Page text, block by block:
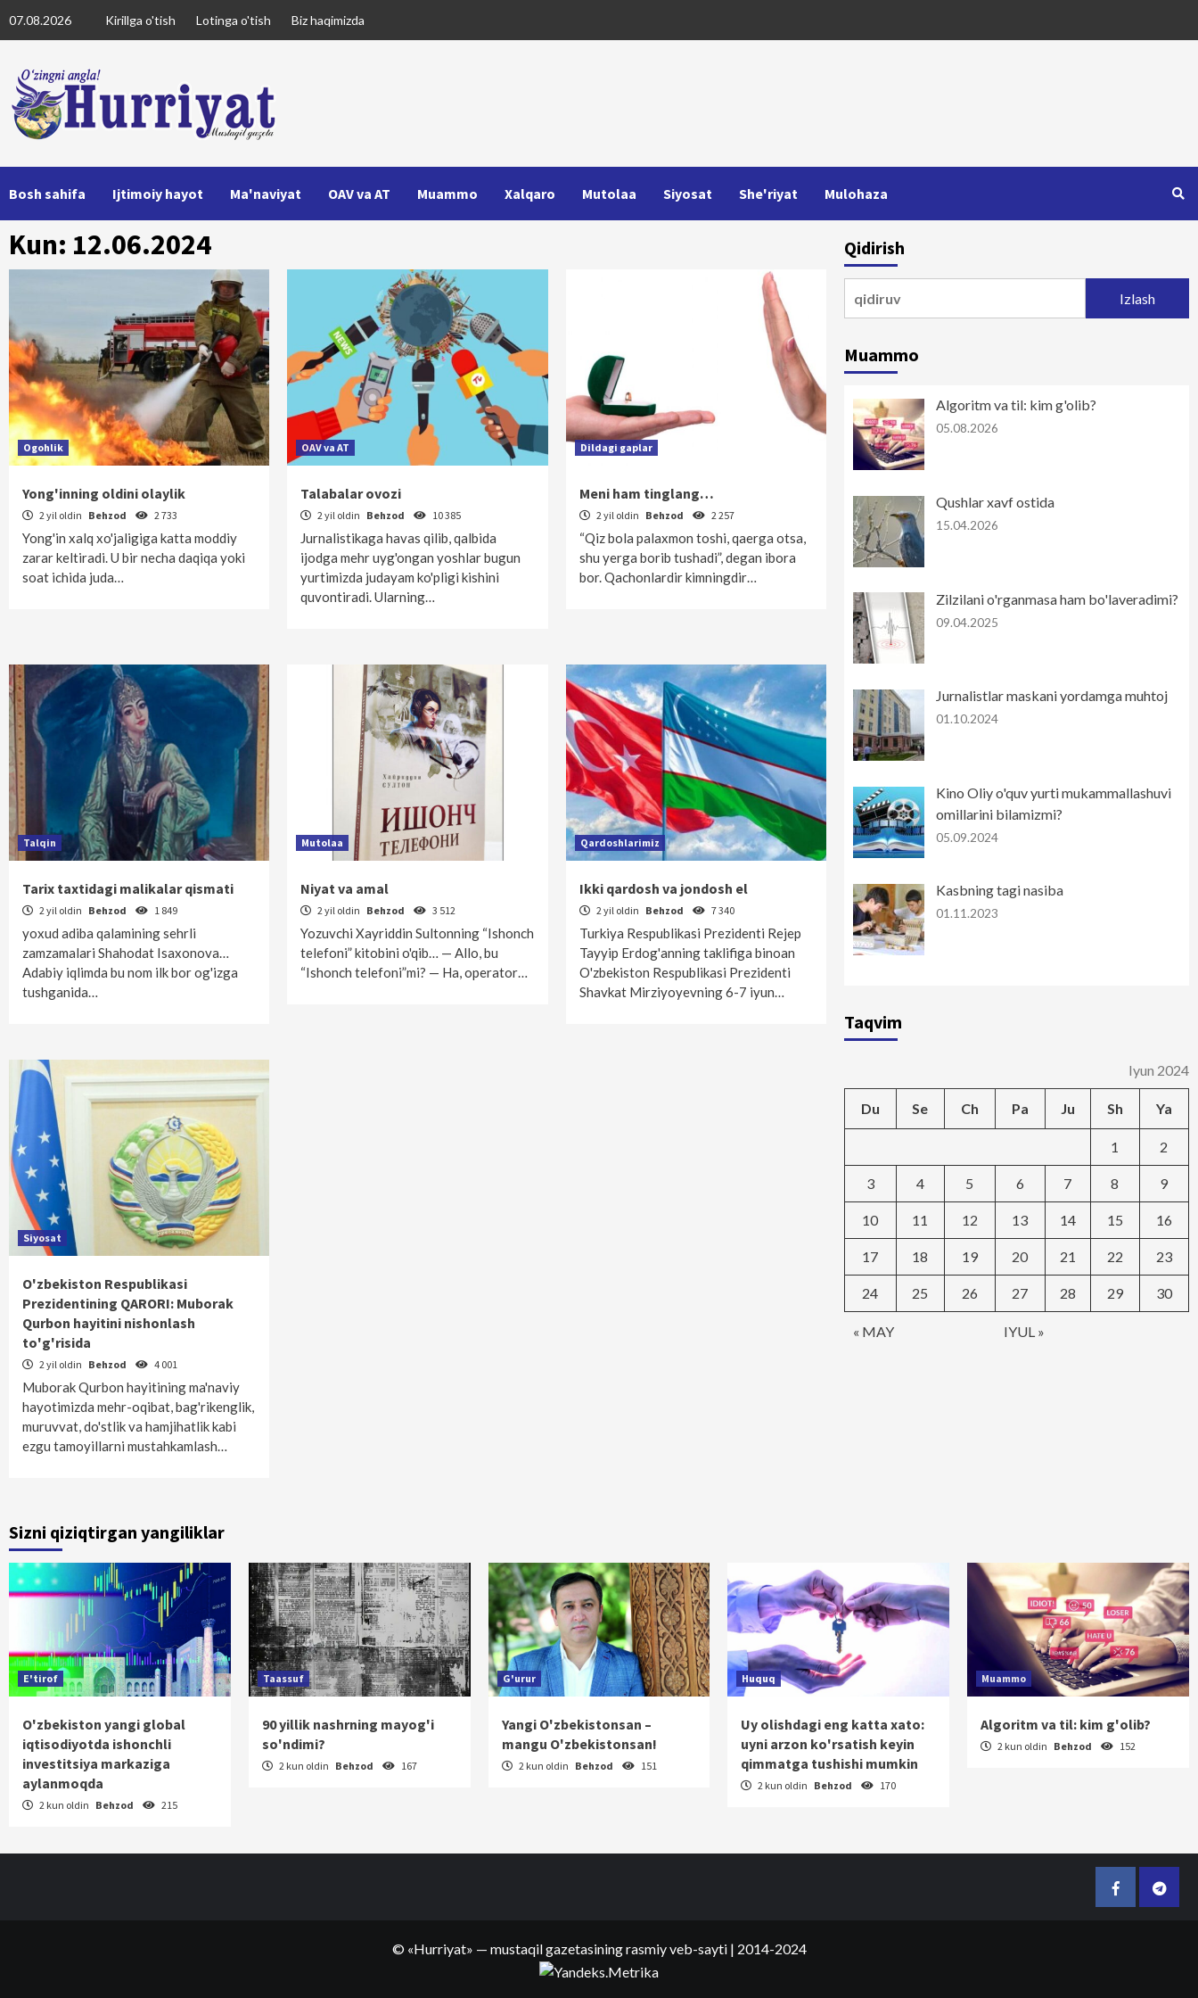
to
07.08.2026 Kirillga o'tish Lotinga o'tish Biz haqimizda
Bosh sahifa Ijtimoiy hayot Ma'naviyat OAV va AT Muammo Xalqaro Mutolaa Siyosat She'riyat Mulohaza
Kun: 12.06.2024
Ogohlik
Yong'inning oldini olaylik
2 yil oldin Behzod 2 733
Yong'in xalq xo'jaligiga katta moddiy
zarar keltiradi. U bir necha daqiqa yoki
soat ichida juda…
OAV va AT
Talabalar ovozi
2 yil oldin Behzod 10 385
Jurnalistikaga havas qilib, qalbida
ijodga mehr uyg'ongan yoshlar bugun
yurtimizda judayam ko'pligi kishini
quvontiradi. Ularning…
Dildagi gaplar
Meni ham tinglang…
2 yil oldin Behzod 2 257
“Qiz bola palaxmon toshi, qaerga otsa,
shu yerga borib tushadi”, degan ibora
bor. Qachonlardir kimningdir…
Talqin
Tarix taxtidagi malikalar qismati
2 yil oldin Behzod 1 849
yoxud adiba qalamining sehrli
zamzamalari Shahodat Isaxonova…
Adabiy iqlimda bu nom ilk bor og'izga
tushganida…
Mutolaa
Niyat va amal
2 yil oldin Behzod 3 512
Yozuvchi Xayriddin Sultonning “Ishonch
telefoni” kitobini o'qib… — Allo, bu
“Ishonch telefoni”mi? — Ha, operator…
Qardoshlarimiz
Ikki qardosh va jondosh el
2 yil oldin Behzod 7 340
Turkiya Respublikasi Prezidenti Rejep
Tayyip Erdog'anning taklifiga binoan
O'zbekiston Respublikasi Prezidenti
Shavkat Mirziyoyevning 6-7 iyun…
Siyosat
O'zbekiston Respublikasi
Prezidentining QARORI: Muborak
Qurbon hayitini nishonlash
to'g'risida
2 yil oldin Behzod 4 001
Muborak Qurbon hayitining ma'naviy
hayotimizda mehr-oqibat, bag'rikeng­lik,
muruvvat, do'stlik va hamjihatlik kabi
ezgu tamoyillarni mustahkamlash…
Qidirish
Muammo
Algoritm va til: kim g'olib?
05.08.2026
Qushlar xavf ostida
15.04.2026
Zilzilani o'rganmasa ham bo'laveradimi?
09.04.2025
Jurnalistlar maskani yordamga muhtoj
01.10.2024
Kino Oliy o'quv yurti mukammallashuvi
omillarini bilamizmi?
05.09.2024
Kasbning tagi nasiba
01.11.2023
Taqvim
Iyun 2024
Du Se Ch Pa Ju Sh Ya
« MAY IYUL »
1 2
3 4 5 6 7 8 9
10 11 12 13 14 15 16
17 18 19 20 21 22 23
24 25 26 27 28 29 30
Sizni qiziqtirgan yangiliklar
E'tirof
O'zbekiston yangi global
iqtisodiyotda ishonchli
investitsiya markaziga
aylanmoqda
2 kun oldin Behzod 215
Taassuf
90 yillik nashrning mayog'i
so'ndimi?
2 kun oldin Behzod 167
G'urur
Yangi O'zbekistonsan –
mangu O'zbekistonsan!
2 kun oldin Behzod 151
Huquq
Uy olishdagi eng katta xato:
uyni arzon ko'rsatish keyin
qimmatga tushishi mumkin
2 kun oldin Behzod 170
Muammo
Algoritm va til: kim g'olib?
2 kun oldin Behzod 152
Facebook
© «Hurriyat» — mustaqil gazetasining rasmiy veb-sayti | 2014-2024